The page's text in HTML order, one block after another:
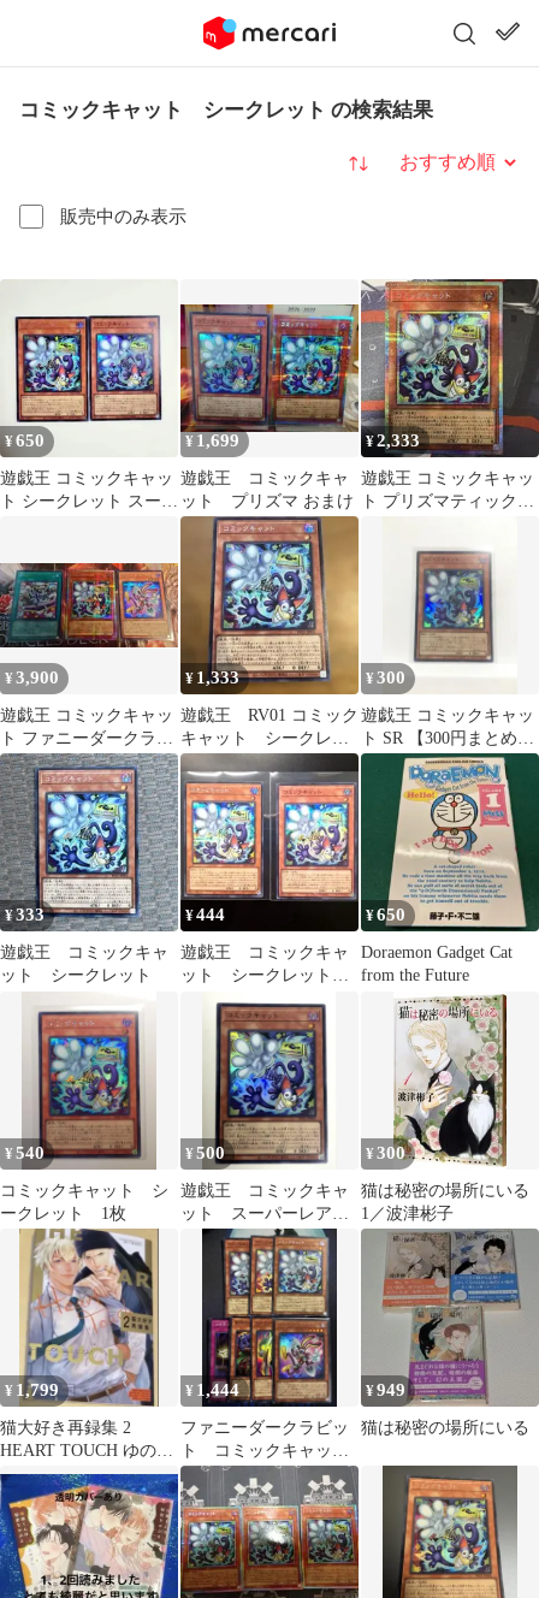
コミックキャット シークレット の検索結果
販売中のみ表示
並び替え
¥650
遊戯王 コミックキャッ
ト シークレット スーパ
¥ 1,699
遊戯王 コミックキャ
ット プリズマ おまけ
¥2,333
遊戯王 コミックキャッ
ト プリズマティックシ
クトゥーン
¥3,900
遊戯王 コミックキャッ
ト ファニーダークラビ
ット トゥーンワールド
まとめ売り
¥ 1,333
遊戯王 RV01 コミック
キャット シークレッ
ト
¥300
遊戯王 コミックキャッ
ト SR 【300円まとめ買
い】
¥333
遊戯王 コミックキャ
ット シークレット
¥444
遊戯王 コミックキャ
ット シークレット、
スーパーレア2枚
¥650
Doraemon Gadget Cat
from the Future
¥540
コミックキャット シ
ークレット 1枚
¥500
遊戯王 コミックキャ
ット スーパーレア 1
¥300
猫は秘密の場所にいる
1／波津彬子
¥ 1,799
猫大好き再録集 2
HEART TOUCH ゆのぱ
んちゃこ
¥ 1,444
ファニーダークラビッ
ト コミックキャッ
ト シークレット ト
ゥーン セット
¥949
猫は秘密の場所にいる